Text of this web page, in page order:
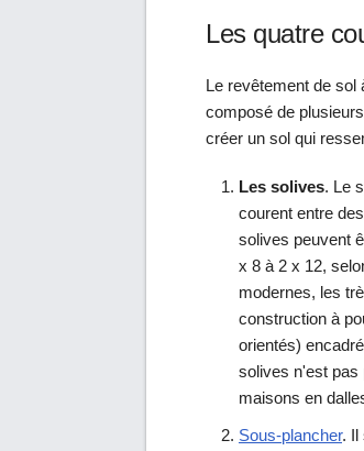
Les quatre
Le revêtement de
composé de
créer un sol qui
Les solives. Le
courent entre
solives peuvent
x 8 à 2 x 12,
modernes, les
construction à
orientés)
solives n'est pas
maisons en
Sous-plancher. Il